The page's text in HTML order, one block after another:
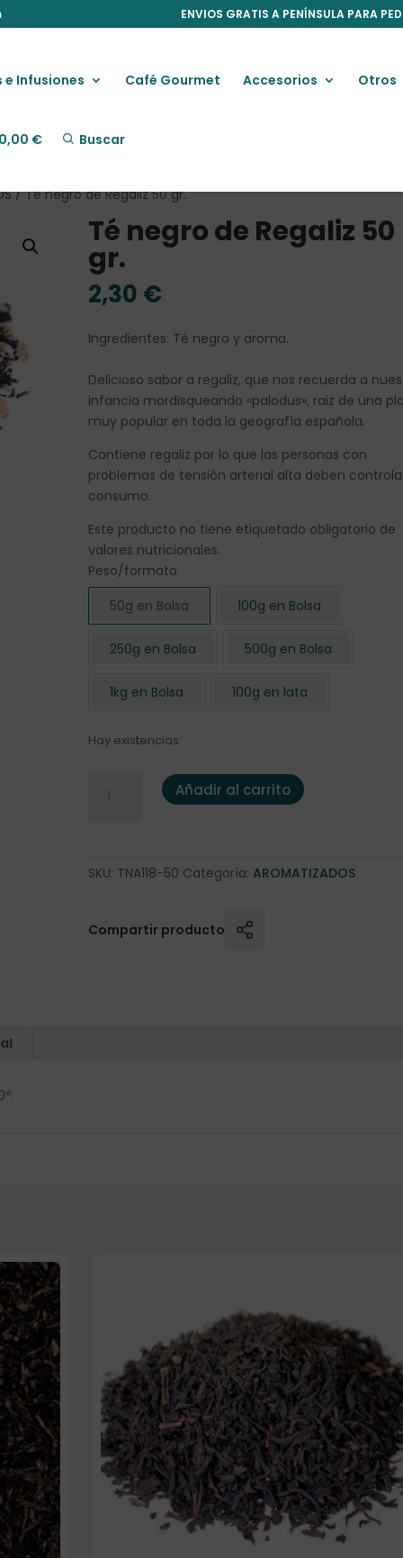
ENVIOS GRATIS A PENÍNSULA PARA
e Infusiones Café Gourmet Accesorios Otros
0,00 € Buscar
/ Té negro de Regaliz 50 gr.
Té negro de Regaliz 50
gr.
2,30 €
Ingredientes: Té negro y aroma.
Delicioso sabor a regaliz, que nos recuerda a
infancia mordisqueando «palodus», raiz de una
muy popular en toda la geografía española.
Contiene regaliz por lo que las personas con
problemas de tensión arterial alta deben
consumo.
Este producto no tiene etiquetado obligatorio de
valores nutricionales.
Peso/formato
50g en Bolsa
100g en Bolsa
250g en Bolsa 500g en Bolsa
1kg en Bolsa 100g en lata
Hay existencias
Té negro de Regaliz 50 gr. cantidad
Añadir al carrito
SKU: TNA118-50 Categoría:AROMATIZADOS
Compartir producto